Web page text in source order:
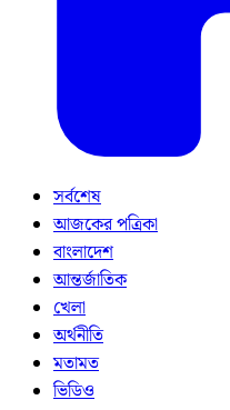
সর্বশেষ
আজকের পত্রিকা
বাংলাদেশ
আন্তর্জাতিক
খেলা
অর্থনীতি
মতামত
ভিডিও